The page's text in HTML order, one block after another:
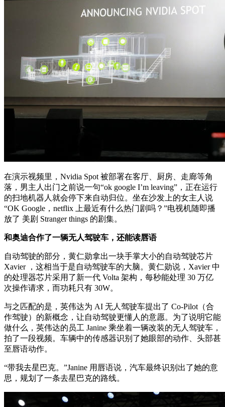
在演示视频里，Nvidia Spot 被部署在客厅、厨房、走廊等角
落，男主人出门之前说一句“ok google I’m leaving”，正在运行
的扫地机器人就会停下来自动归位。坐在沙发上的女主人说
“OK Google，netflix 上最近有什么热门剧吗？”电视机随即播
放了 美剧 Stranger things 的剧集。
和奥迪合作了一辆无人驾驶车，还能读唇语
自动驾驶的部分，黄仁勋拿出一块手掌大小的自动驾驶芯片
Xavier ，这相当于是自动驾驶车的大脑。黄仁勋说，Xavier 中
的处理器芯片采用了新一代 Volta 架构，每秒能处理 30 万亿
次操作请求，而功耗只有 30W。
与之匹配的是，英伟达为 AI 无人驾驶车提出了 Co-Pilot（合
作驾驶）的新概念，让自动驾驶更懂人的意愿。为了说明它能
做什么，英伟达的员工 Janine 乘坐着一辆改装的无人驾驶车，
拍了一段视频。车辆中的传感器识别了她眼部的动作、头部甚
至唇语动作。
“带我去星巴克。”Janine 用唇语说，汽车最终识别出了她的意
思，规划了一条去星巴克的路线。